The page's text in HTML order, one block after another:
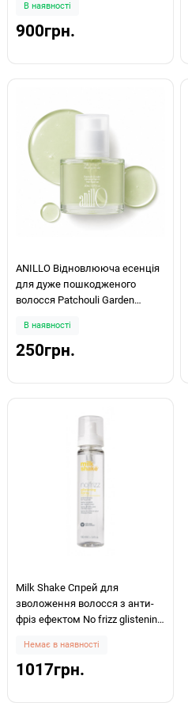
В наявності
900грн.
ANILLO Відновлююча есенція
для дуже пошкодженого
волосся Patchouli Garden
10мл
В наявності
250грн.
Milk Shake Спрей для
зволоження волосся з анти-
фріз ефектом No frizz glistening
Немає в наявності
1017грн.